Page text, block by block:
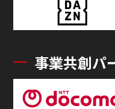
事業共創パ